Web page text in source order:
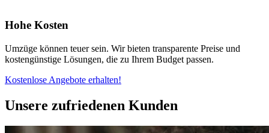
Hohe Kosten
Umzüge können teuer sein. Wir bieten transparente Preise und
kostengünstige Lösungen, die zu Ihrem Budget passen.
Kostenlose Angebote erhalten!
Unsere zufriedenen Kunden